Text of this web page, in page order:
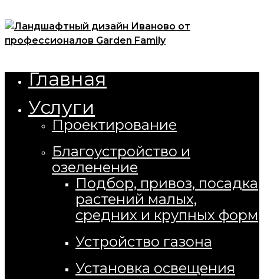
CloseГлавная
Услуги
Проектирование
Благоустройство и
озеленение
Подбор, привоз, посадка
растений малых,
средних и крупных форм
Устройство газона
Установка освещения